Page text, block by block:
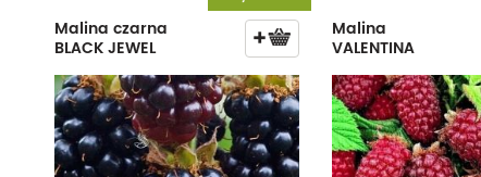
Malina czarna
BLACK JEWEL
Malina
VALENTINA